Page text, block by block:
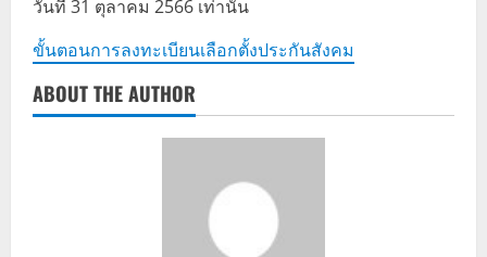
วันที่ 31 ตุลาคม 2566 เท่านั้น
ขั้นตอนการลงทะเบียนเลือกตั้งประกันสังคม
ABOUT THE AUTHOR